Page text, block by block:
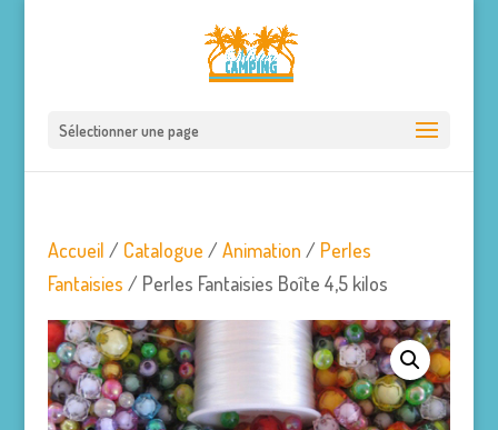
Sélectionner une page
Accueil / Catalogue / Animation / Perles
Fantaisies / Perles Fantaisies Boîte 4,5 kilos